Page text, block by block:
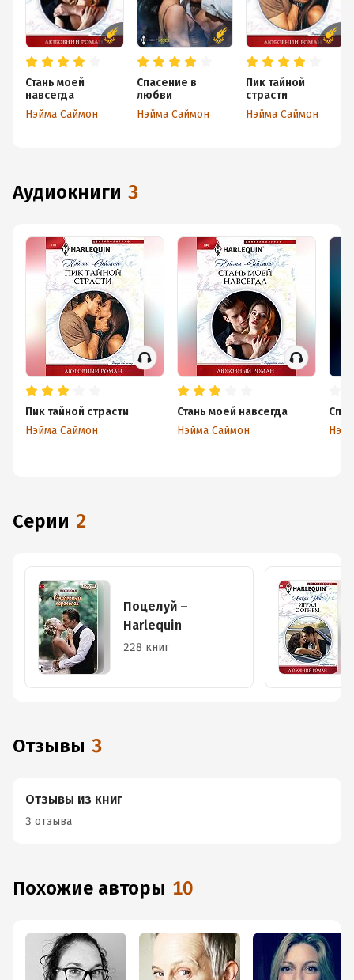
Стань моей
навсегда
Нэйма Саймон
Спасение в
любви
Нэйма Саймон
Пик тайной
страсти
Нэйма Саймон
аудиокниги 3
Пик тайной страсти
Нэйма Саймон
Стань моей навсегда
Нэйма Саймон
Серии 2
Поцелуй –
Harlequin
228 книг
Отзывы 3
Отзывы из книг
3 отзыва
Похожие авторы 10